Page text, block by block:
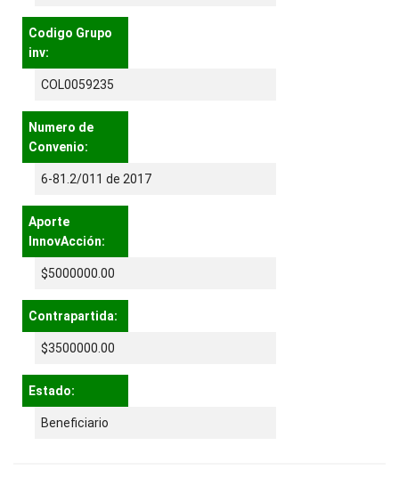
Codigo Grupo
inv:
COL0059235
Numero de
Convenio:
6-81.2/011 de 2017
Aporte
InnovAcción:
$5000000.00
Contrapartida:
$3500000.00
Estado:
Beneficiario